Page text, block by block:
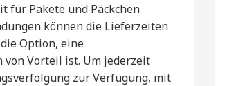
für Pakete und Päckchen
können die Lieferzeiten
Option, eine
Vorteil ist. Um jederzeit
zur Verfügung, mit